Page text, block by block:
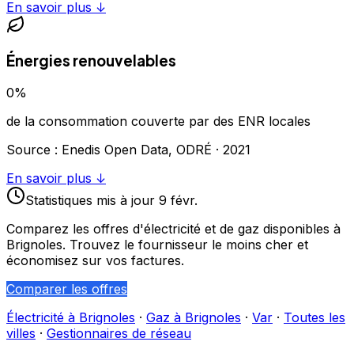
En savoir plus ↓
Énergies renouvelables
0%
de la consommation couverte par des ENR locales
Source : Enedis Open Data, ODRÉ · 2021
En savoir plus ↓
Statistiques mis à jour 9 févr.
Comparez les offres d'électricité et de gaz disponibles à
Brignoles. Trouvez le fournisseur le moins cher et
économisez sur vos factures.
Comparer les offres
Électricité à Brignoles · Gaz à Brignoles · Var · Toutes les
villes · Gestionnaires de réseau